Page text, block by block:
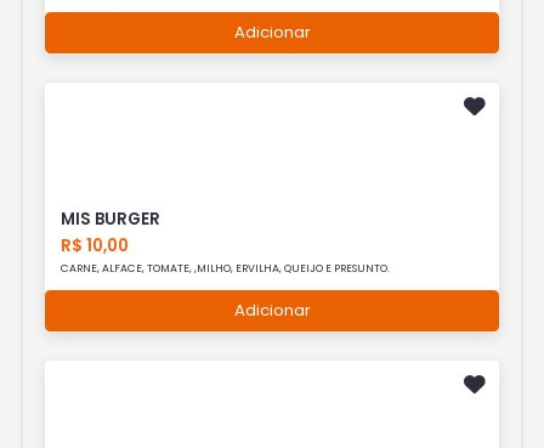
Adicionar
MIS BURGER
R$ 10,00
CARNE, ALFACE, TOMATE, ,MILHO, ERVILHA, QUEIJO E PRESUNTO.
Adicionar